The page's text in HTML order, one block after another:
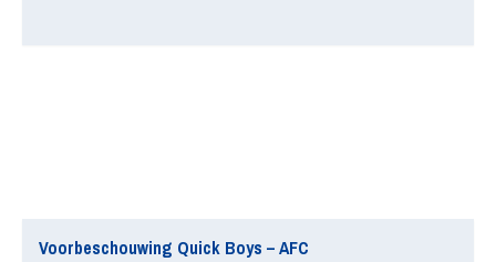
Voorbeschouwing Quick Boys – AFC